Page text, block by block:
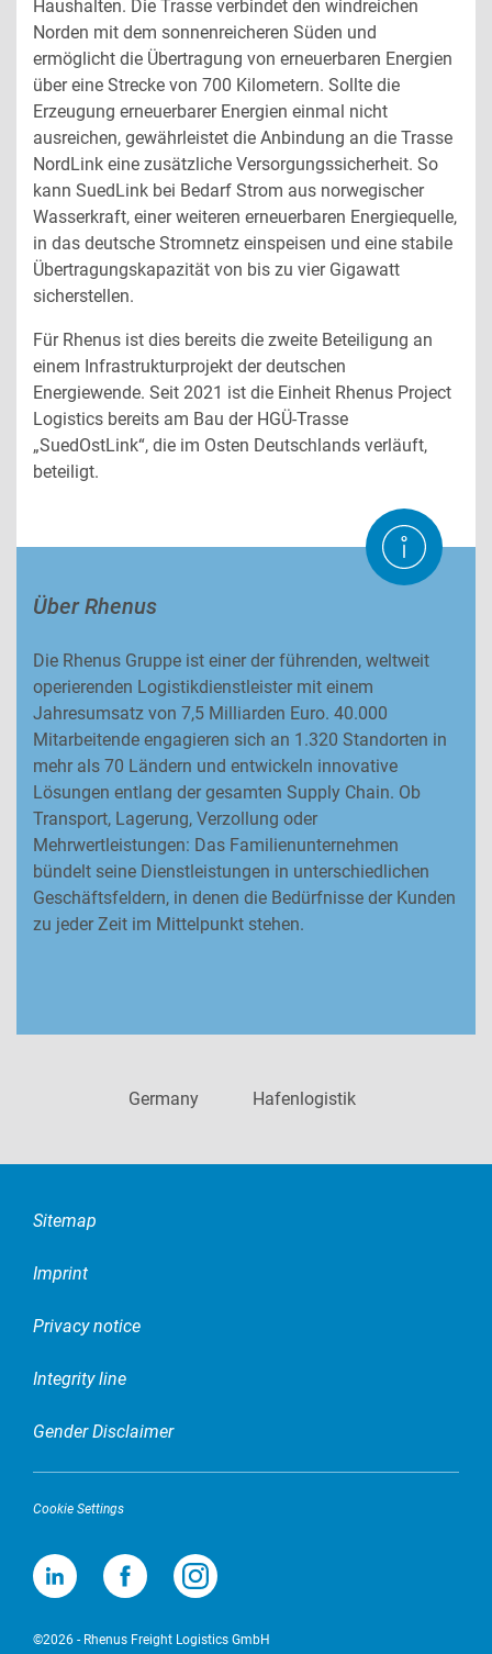
Haushalten. Die Trasse verbindet den windreichen
Norden mit dem sonnenreicheren Süden und
ermöglicht die Übertragung von erneuerbaren Energien
über eine Strecke von 700 Kilometern. Sollte die
Erzeugung erneuerbarer Energien einmal nicht
ausreichen, gewährleistet die Anbindung an die Trasse
NordLink eine zusätzliche Versorgungssicherheit. So
kann SuedLink bei Bedarf Strom aus norwegischer
Wasserkraft, einer weiteren erneuerbaren Energiequelle,
in das deutsche Stromnetz einspeisen und eine stabile
Übertragungskapazität von bis zu vier Gigawatt
sicherstellen.
Für Rhenus ist dies bereits die zweite Beteiligung an
einem Infrastrukturprojekt der deutschen
Energiewende. Seit 2021 ist die Einheit Rhenus Project
Logistics bereits am Bau der HGÜ-Trasse
„SuedOstLink“, die im Osten Deutschlands verläuft,
beteiligt.
Über Rhenus
Die Rhenus Gruppe ist einer der führenden, weltweit
operierenden Logistikdienstleister mit einem
Jahresumsatz von 7,5 Milliarden Euro. 40.000
Mitarbeitende engagieren sich an 1.320 Standorten in
mehr als 70 Ländern und entwickeln innovative
Lösungen entlang der gesamten Supply Chain. Ob
Transport, Lagerung, Verzollung oder
Mehrwertleistungen: Das Familienunternehmen
bündelt seine Dienstleistungen in unterschiedlichen
Geschäftsfeldern, in denen die Bedürfnisse der Kunden
zu jeder Zeit im Mittelpunkt stehen.
Germany Hafenlogistik
Sitemap
Imprint
Privacy notice
Integrity line
Gender Disclaimer
Cookie Settings
©2026 - Rhenus Freight Logistics GmbH